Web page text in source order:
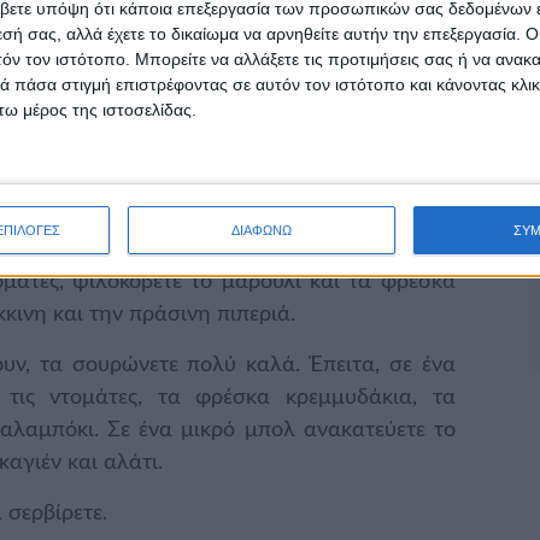
υπόψη ότι κάποια επεξεργασία των προσωπικών σας δεδομένων
σας, αλλά έχετε το δικαίωμα να αρνηθείτε αυτήν την επεξεργασία.
τον ιστότοπο. Μπορείτε να αλλάξετε τις προτιμήσεις σας ή να
στιγμή επιστρέφοντας σε αυτόν τον ιστότοπο και κάνοντας
μέρος της ιστοσελίδας.
ΔΙΑΦΩΝΩ
τον αρακά και το καλαμπόκι. Παράλληλα,
ψιλοκόβετε το μαρούλι και τα φρέσκα
και την πράσινη πιπεριά.
τα σουρώνετε πολύ καλά. Έπειτα, σε ένα
ντομάτες, τα φρέσκα κρεμμυδάκια, τα
Σε ένα μικρό μπολ ανακατεύετε το
και αλάτι.